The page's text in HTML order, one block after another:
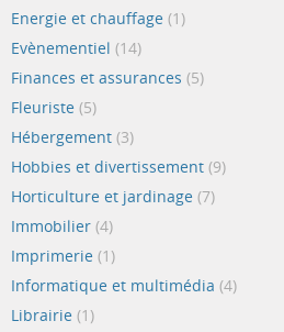
Energie et chauffage (1)
Evènementiel (14)
Finances et assurances (5)
Fleuriste (5)
Hébergement (3)
Hobbies et divertissement (9)
Horticulture et jardinage (7)
Immobilier (4)
Imprimerie (1)
Informatique et multimédia (4)
Librairie (1)